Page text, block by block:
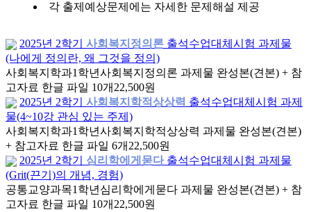
각 출제예상문제에는 자세한 문제해설 제공
2025년 2학기 사회복지정의론 출석수업대체시험 과제물
(나에게 정의란, 왜 그것을 정의)
사회복지학과1학년사회복지정의론 과제물 완성본(견본) + 참
고자료 한글 파일 10개 22,500원
2025년 2학기
사회복지학적상상력 출석수업대체시험 과제
물(4~10강 관심 있는 주제)
사회복지학과1학년사회복지학적상상력 과제물 완성본(견본)
+ 참고자료 한글 파일 6개 22,500원
2025년 2학기
심리학에게묻다 출석수업대체시험 과제물
(Grit(끈기)의 개념, 경험)
공통교양과목1학년 심리학에게묻다 과제물 완성본(견본) + 참
고자료 한글 파일 10개 22,500원